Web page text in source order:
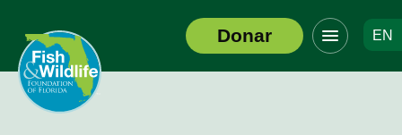
Logotipo
del
encabezado
Donar
Haga
clic
para
alternar
EN